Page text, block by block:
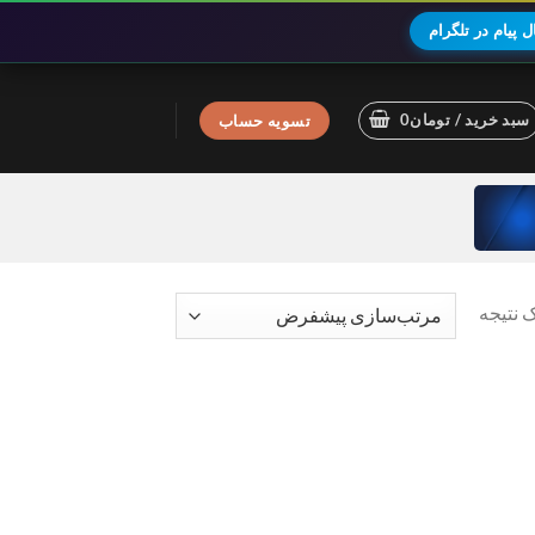
پیام در تلگرام
سبد خرید / تومان0 تسویه حساب
نتیجه